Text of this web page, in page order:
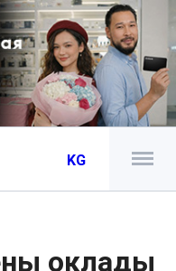
KG
оклады